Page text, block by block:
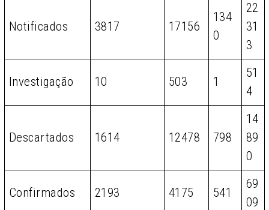
Notificados 3817 17156
134
0
22
31
3
Investigação 10 503 1
51
4
Descartados 1614 12478 798
14
89
0
Confirmados 2193 4175 541
69
09